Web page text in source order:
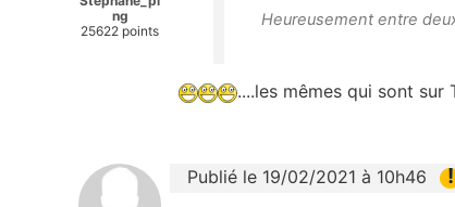
ng
25622 points
Heureusement entre
....les mêmes qui sont sur
Publié le 19/02/2021 à 10h46 !